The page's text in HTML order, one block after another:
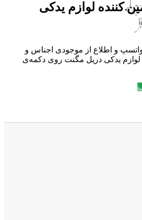
کننده لوازم یدکی
واتسپ و اطلاع از موجودی اجناس و
یدکی دریل مگنت روی دکمه‌ی